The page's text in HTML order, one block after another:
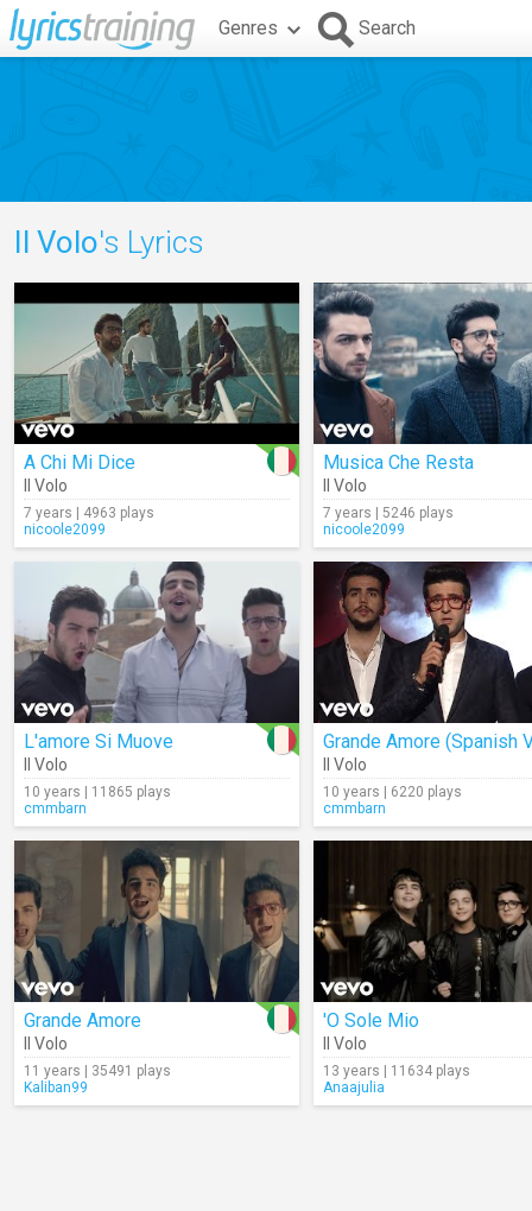
Genres Search
Il Volo's Lyrics
A Chi Mi Dice
Il Volo
7 years | 4963 plays
nicoole2099
Musica Che Resta
Il Volo
7 years | 5246 plays
nicoole2099
L'amore Si Muove
Il Volo
10 years | 11865 plays
cmmbarn
Il Volo
10 years | 6220 plays
cmmbarn
Grande Amore
Il Volo
11 years | 35491 plays
Kaliban99
'O Sole Mio
Il Volo
13 years | 11634 plays
Anaajulia